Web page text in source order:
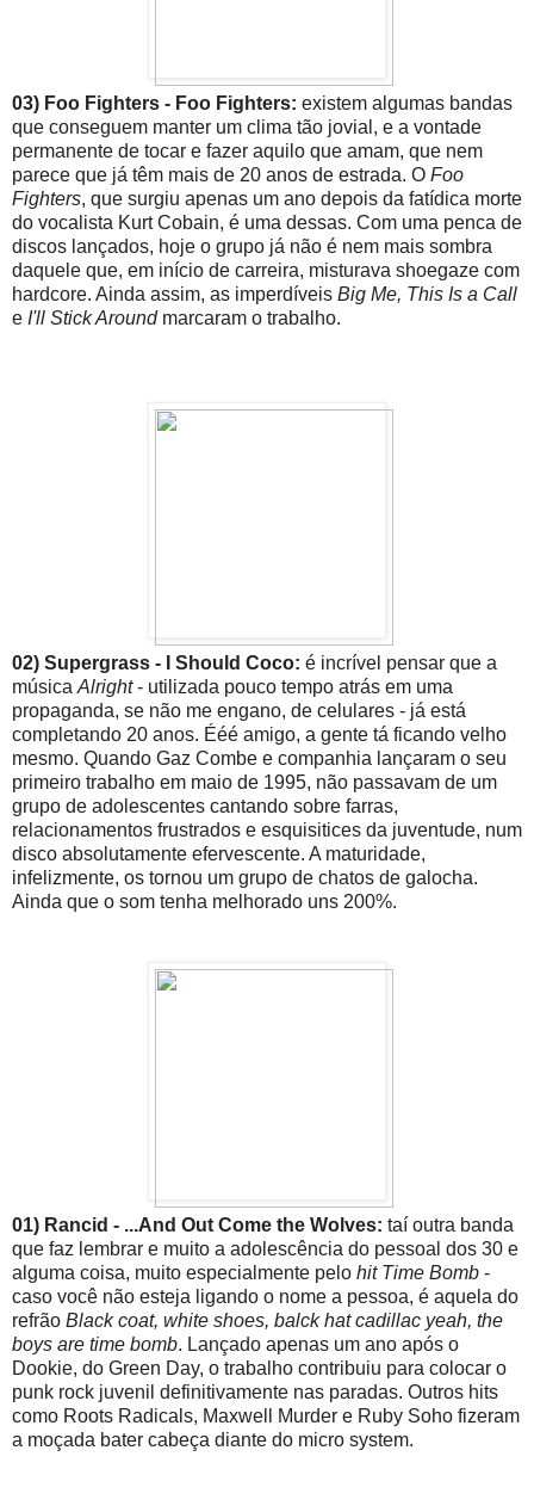
03) Foo Fighters - Foo Fighters: existem algumas bandas
que conseguem manter um clima tão jovial, e a vontade
permanente de tocar e fazer aquilo que amam, que nem
parece que já têm mais de 20 anos de estrada. O Foo
Fighters, que surgiu apenas um ano depois da fatídica morte
do vocalista Kurt Cobain, é uma dessas. Com uma penca de
discos lançados, hoje o grupo já não é nem mais sombra
daquele que, em início de carreira, misturava shoegaze com
hardcore. Ainda assim, as imperdíveis Big Me, This Is a Call
e I'll Stick Aroundmarcaram o trabalho.
02) Supergrass - I Should Coco: é incrível pensar que a
música Alright- utilizada pouco tempo atrás em uma
propaganda, se não me engano, de celulares - já está
completando 20 anos. Ééé amigo, a gente tá ficando velho
mesmo. Quando Gaz Combe e companhia lançaram o seu
primeiro trabalho em maio de 1995, não passavam de um
grupo de adolescentes cantando sobre farras,
relacionamentos frustrados e esquisitices da juventude, num
disco absolutamente efervescente. A maturidade,
infelizmente, os tornou um grupo de chatos de galocha.
Ainda que o som tenha melhorado uns 200%.
01) Rancid - ...And Out Come the Wolves: taí outra banda
que faz lembrar e muito a adolescência do pessoal dos 30 e
alguma coisa, muito especialmente pelo hit Time Bomb -
caso você não esteja ligando o nome a pessoa, é aquela do
refrão Black coat, white shoes, balck hat cadillac yeah, the
boys are time bomb. Lançado apenas um ano após o
Dookie, do Green Day, o trabalho contribuiu para colocar o
punk rock juvenil definitivamente nas paradas. Outros hits
como Roots Radicals, Maxwell Murder e Ruby Soho fizeram
a moçada bater cabeça diante do micro system.